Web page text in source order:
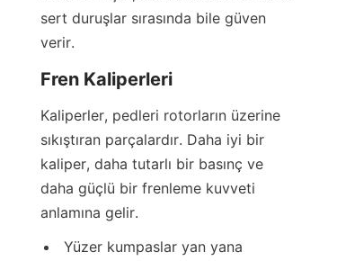
sert duruşlar sırasında bile güven
verir.
Fren Kaliperleri
Kaliperler, pedleri rotorların üzerine
sıkıştıran parçalardır. Daha iyi bir
kaliper, daha tutarlı bir basınç ve
daha güçlü bir frenleme kuvveti
anlamına gelir.
Yüzer kumpaslar yan yana